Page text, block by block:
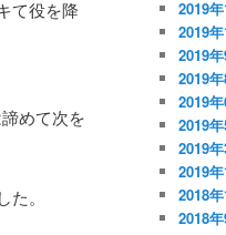
て役を降
めて次を
。
2019
2019
2019
2019
2019
2019
2019
2019
2018
2018